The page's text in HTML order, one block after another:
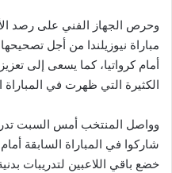
وحرص الجهاز الفني على رصد
مباراة نيوزيلندا من أجل
أمام كرواتيا، كما يسعى إلى
الكثيرة التي ظهرت في المباراة
وواصل المنتخب أمس السبت
شاركوا في المباراة السابقة أمام
خضع باقي اللاعبين لتدريبات